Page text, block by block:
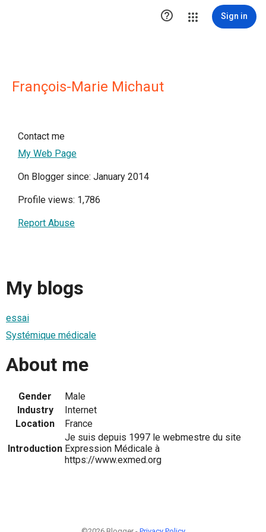
 Sign in
François-Marie Michaut
Contact me
My Web Page
On Blogger since: January 2014
Profile views: 1,786
Report Abuse
My blogs
essai
Systémique médicale
About me
Gender
Male
Industry
Internet
Location
France
Introduction
Je suis depuis 1997 le webmestre du site
Expression Médicale à
https://www.exmed.org